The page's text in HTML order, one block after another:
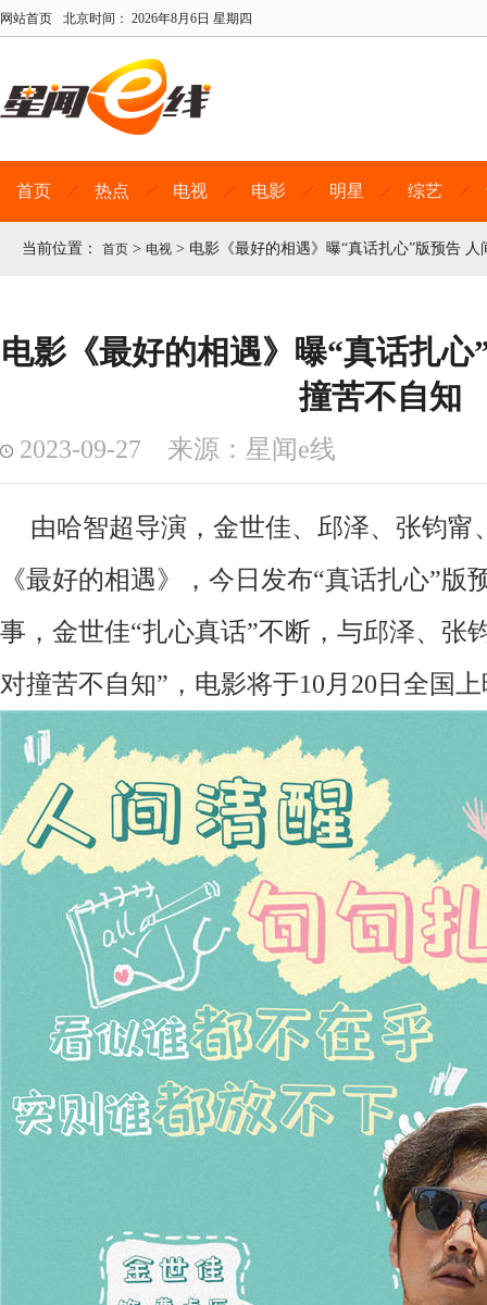
网站首页 北京时间： 2026年8月6日 星期四
首页 热点 电视 电影 明星 综艺
当前位置： 首页 > 电视 > 电影《最好的相遇》曝“真话扎心”版预告
电影《最好的相遇》曝“真话扎
撞苦不自知
2023-09-27 来源：星闻e线
由哈智超导演 ，金世佳、邱泽、张钧甯
《最好的相遇》
， 今日发布“真话扎心”版
事，金世佳“扎心真话”不断，与邱泽、张
对撞苦不自知”，电影将于10月20日全国